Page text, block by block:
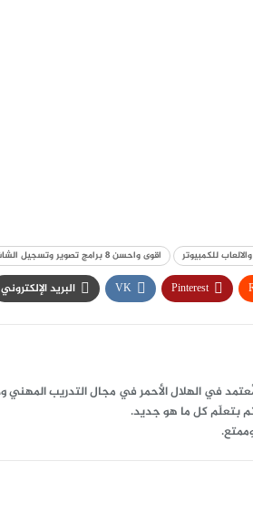
للكمبيوتر اقوى واحسن 8 برامج تصوير وتسجيل الشاشة للكمبيوتر
Pinterest
VK البريد الإلكتروني
بتعلّم كل ما هو جديد.